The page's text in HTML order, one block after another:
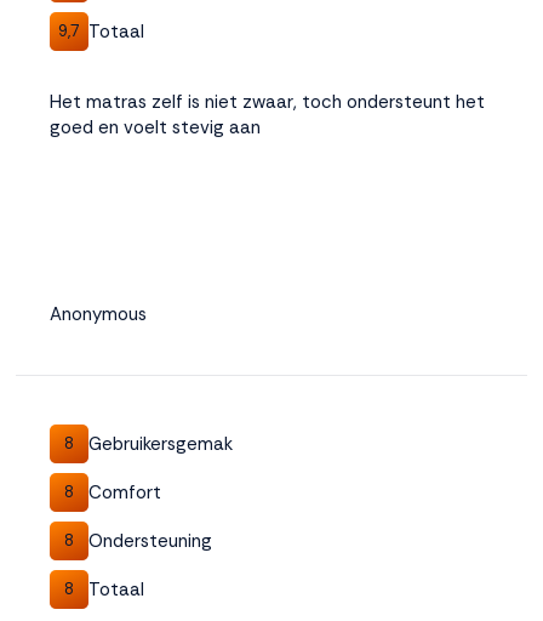
9,7 Totaal
Het matras zelf is niet zwaar, toch ondersteunt het
goed en voelt stevig aan
Anonymous
8 Gebruikersgemak
8 Comfort
8 Ondersteuning
8 Totaal